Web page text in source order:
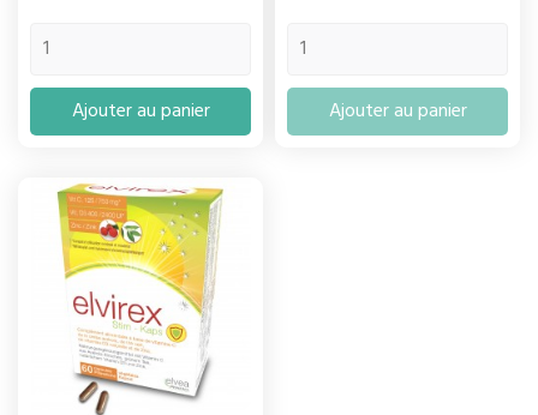
Ajouter au panier Ajouter au panier